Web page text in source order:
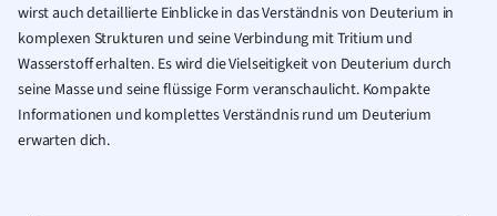
wirst auch detaillierte Einblicke in das Verständnis von Deuterium in
komplexen Strukturen und seine Verbindung mit Tritium und
Wasserstoff erhalten. Es wird die Vielseitigkeit von Deuterium durch
seine Masse und seine flüssige Form veranschaulicht. Kompakte
Informationen und komplettes Verständnis rund um Deuterium
erwarten dich.